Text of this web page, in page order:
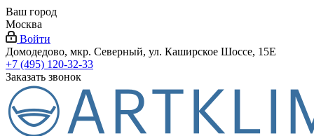
Ваш город
Москва
Войти
Домодедово, мкр. Северный, ул. Каширское Шоссе, 15Е
+7 (495) 120-32-33
Заказать звонок